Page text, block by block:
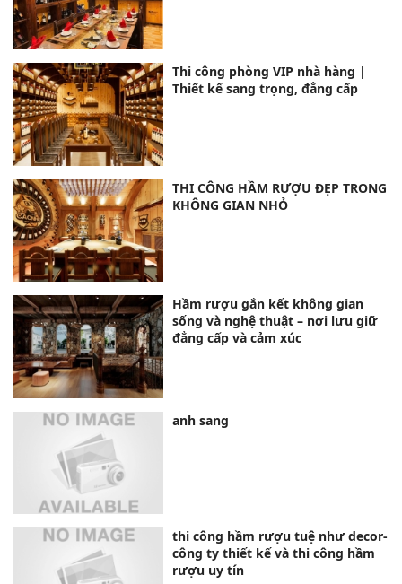
Thi công phòng VIP nhà hàng |
Thiết kế sang trọng, đẳng cấp
THI CÔNG HẦM RƯỢU ĐẸP TRONG
KHÔNG GIAN NHỎ
Hầm rượu gắn kết không gian
sống và nghệ thuật – nơi lưu giữ
đẳng cấp và cảm xúc
anh sang
thi công hầm rượu tuệ như decor-
công ty thiết kế và thi công hầm
rượu uy tín